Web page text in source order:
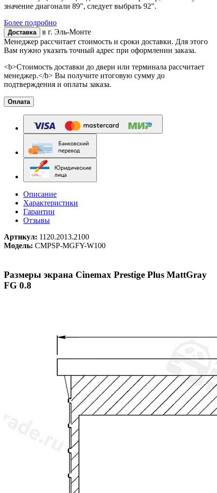
значение диагонали 89", следует выбрать 92".
Более подробно
Доставка в г. Эль-Монте
Менеджер рассчитает стоимость и сроки доставки. Для этого
Вам нужно указать точный адрес при оформлении заказа.
<b>Стоимость доставки до двери или терминала рассчитает
менеджер.</b> Вы получите итоговую сумму до
подтверждения и оплаты заказа.
Оплата
Описание
Характеристики
Гарантии
Отзывы
Артикул: 1120.2013.2100
Модель: CMPSP-MGFY-W100
Размеры экрана Cinemax Prestige Plus MattGray
FG 0.8